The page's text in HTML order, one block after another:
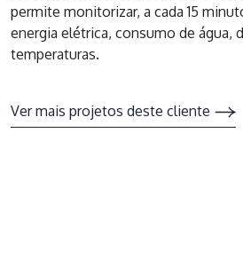
permite monitorizar, a cada 15
energia elétrica, consumo de água,
temperaturas.
Ver mais projetos deste cliente